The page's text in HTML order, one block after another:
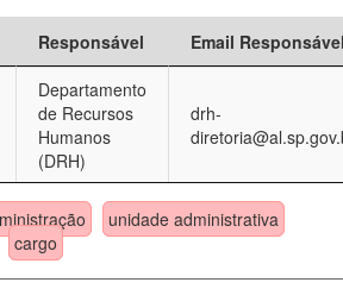
Responsável
Email
Departamento
de Recursos
Humanos
(DRH)
drh-
unidade administrativa
cargo